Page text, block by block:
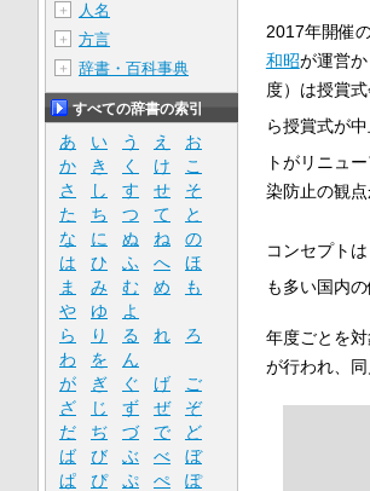
2017年開催
和昭が運営
度）は授賞
ら授賞式が
トがリニュ
染防止の観
コンセプト
も多い国内
年度ごとを
が行われ、同
＋ 人名
＋ 方言
＋ 辞書・百科事典
すべての辞書の索引
あ い う え
お
か
き く け
こ
さ
し す せ
そ
た
ち つ て
と
な
に ぬ ね
の
は
ひ ふ へ
ほ
ま
み む め
も
や
ゆ
よ
ら
り る れ
ろ
わ
を
ん
が
ぎ ぐ げ
ご
ざ
じ ず ぜ
ぞ
だ
ぢ づ で
ど
ば
び ぶ べ
ぼ
ぱ
ぴ ぷ ぺ ぽ